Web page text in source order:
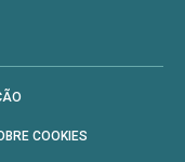
COOKIES